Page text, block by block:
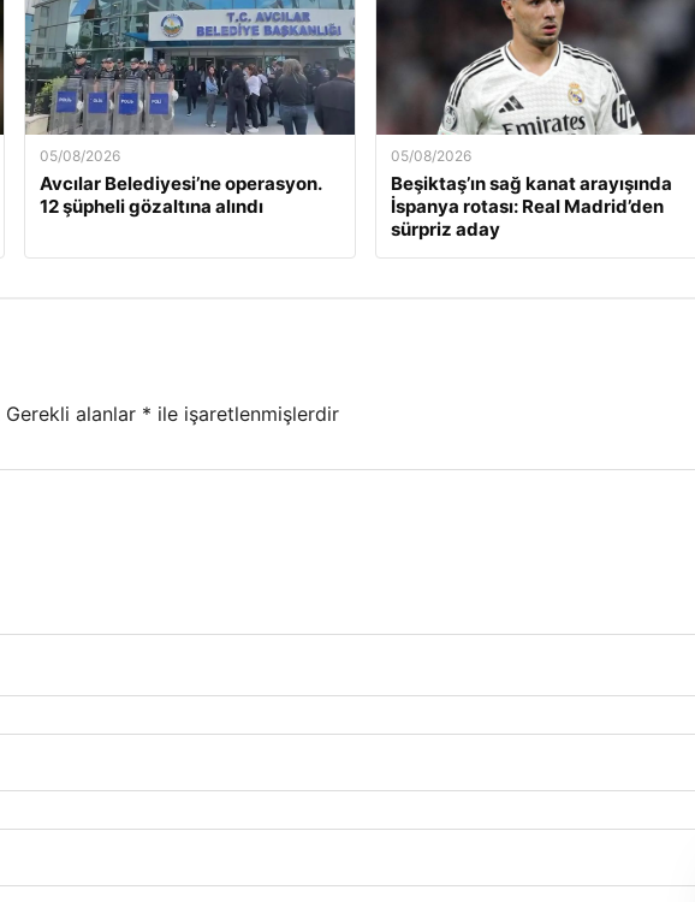
05/08/2026
Avcılar Belediyesi’ne operasyon.
12 şüpheli gözaltına alındı
05/08/2026
Beşiktaş’ın sağ kanat arayışında
İspanya rotası: Real Madrid’den
sürpriz aday
Gerekli alanlar * ile işaretlenmişlerdir